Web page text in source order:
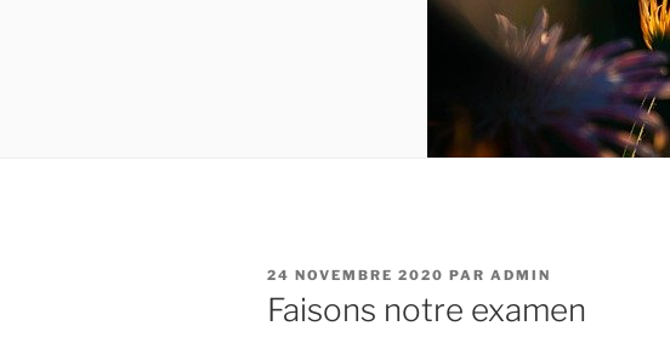
PUBLIÉ
LE
24 NOVEMBRE 2020 PAR ADMIN
Faisons notre examen